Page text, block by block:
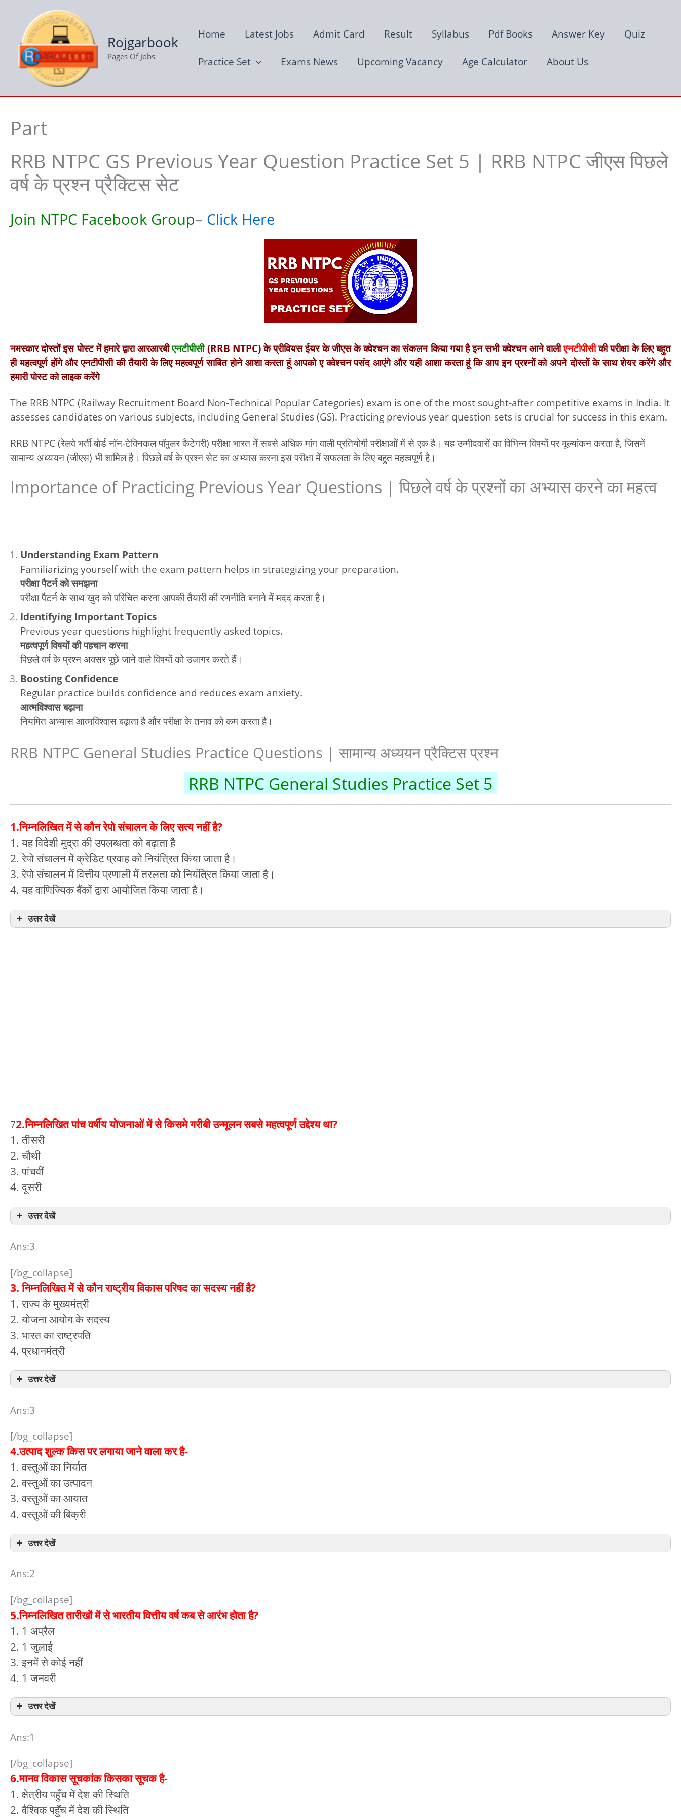
content
Rojgarbook
Pages Of Jobs
Home Latest Jobs Admit Card Result Syllabus Pdf Books Answer Key Quiz
Practice Set Exams News Upcoming Vacancy Age Calculator About Us
Part
RRB NTPC GS Previous Year Question Practice Set 5 | RRB NTPC जीएस पिछले
वर्ष के प्रश्न प्रैक्टिस सेट
Join NTPC Facebook Group– Click Here
नमस्कार दोस्तों इस पोस्ट में हमारे द्वारा आरआरबीएनटीपीसी(RRB NTPC) के प्रीवियस ईयर के जीएस के क्वेश्चन का संकलन किया गया है इन सभी क्वेश्चन आने वालीएनटीपीसीकी परीक्षा के लिए बहुत
ही महत्वपूर्ण होंगे और एनटीपीसी की तैयारी के लिए महत्वपूर्ण साबित होने आशा करता हूं आपको ए क्वेश्चन पसंद आएंगे और यही आशा करता हूं कि आप इन प्रश्नों को अपने दोस्तों के साथ शेयर करेंगे और
हमारी पोस्ट को लाइक करेंगे
The RRB NTPC (Railway Recruitment Board Non-Technical Popular Categories) exam is one of the most sought-after competitive exams in India. It
assesses candidates on various subjects, including General Studies (GS). Practicing previous year question sets is crucial for success in this exam.
RRB NTPC (रेलवे भर्ती बोर्ड नॉन-टेक्निकल पॉपुलर कैटेगरी) परीक्षा भारत में सबसे अधिक मांग वाली प्रतियोगी परीक्षाओं में से एक है। यह उम्मीदवारों का विभिन्न विषयों पर मूल्यांकन करता है, जिसमें
सामान्य अध्ययन (जीएस) भी शामिल है। पिछले वर्ष के प्रश्न सेट का अभ्यास करना इस परीक्षा में सफलता के लिए बहुत महत्वपूर्ण है।
Importance of Practicing Previous Year Questions | पिछले वर्ष के प्रश्नों का अभ्यास करने का महत्व
Understanding Exam Pattern
Familiarizing yourself with the exam pattern helps in strategizing your preparation.
परीक्षा पैटर्न को समझना
परीक्षा पैटर्न के साथ खुद को परिचित करना आपकी तैयारी की रणनीति बनाने में मदद करता है।
Identifying Important Topics
Previous year questions highlight frequently asked topics.
महत्वपूर्ण विषयों की पहचान करना
पिछले वर्ष के प्रश्न अक्सर पूछे जाने वाले विषयों को उजागर करते हैं।
Boosting Confidence
Regular practice builds confidence and reduces exam anxiety.
आत्मविश्वास बढ़ाना
नियमित अभ्यास आत्मविश्वास बढ़ाता है और परीक्षा के तनाव को कम करता है।
RRB NTPC General Studies Practice Questions | सामान्य अध्ययन प्रैक्टिस प्रश्न
RRB NTPC General Studies Practice Set 5
1.निम्नलिखित में से कौन रेपो संचालन के लिए सत्य नहीं है?
1. यह विदेशी मुद्रा की उपलब्धता को बढ़ाता है
2. रेपो संचालन में क्रेडिट प्रवाह को नियंत्रित किया जाता है।
3. रेपो संचालन में वित्तीय प्रणाली में तरलता को नियंत्रित किया जाता है।
4. यह वाणिज्यिक बैंकों द्वारा आयोजित किया जाता है।
उत्तर देखें
72.निम्नलिखित पांच वर्षीय योजनाओं में से किसमे गरीबी उन्मूलन सबसे महत्वपूर्ण उद्देश्य था?
1. तीसरी
2. चौथी
3. पांचवीं
4. दूसरी
उत्तर देखें
Ans:3
[/bg_collapse]
3. निम्नलिखित में से कौन राष्ट्रीय विकास परिषद का सदस्य नहीं है?
1. राज्य के मुख्यमंत्री
2. योजना आयोग के सदस्य
3. भारत का राष्ट्रपति
4. प्रधानमंत्री
उत्तर देखें
Ans:3
[/bg_collapse]
4.उत्पाद शुल्क किस पर लगाया जाने वाला कर है-
1. वस्तुओं का निर्यात
2. वस्तुओं का उत्पादन
3. वस्तुओं का आयात
4. वस्तुओं की बिक्री
उत्तर देखें
Ans:2
[/bg_collapse]
5.निम्नलिखित तारीखों में से भारतीय वित्तीय वर्ष कब से आरंभ होता है?
1. 1 अप्रैल
2. 1 जुलाई
3. इनमें से कोई नहीं
4. 1 जनवरी
उत्तर देखें
Ans:1
[/bg_collapse]
6.मानव विकास सूचकांक किसका सूचक है-
1. क्षेत्रीय पहुँच में देश की स्थिति
2. वैश्विक पहुँच में देश की स्थिति